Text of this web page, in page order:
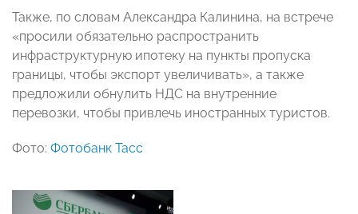
Также, по словам Александра Калинина, на встрече
«просили обязательно распространить
инфраструктурную ипотеку на пункты пропуска
границы, чтобы экспорт увеличивать», а также
предложили обнулить НДС на внутренние
перевозки, чтобы привлечь иностранных туристов.
Фото: Фотобанк Тасс